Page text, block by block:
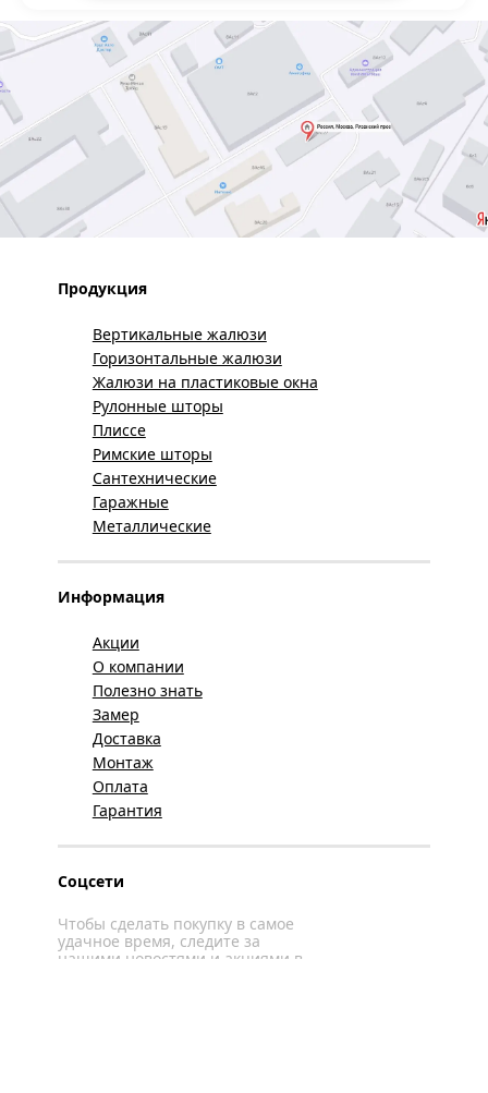
Продукция
Вертикальные жалюзи
Горизонтальные жалюзи
Жалюзи на пластиковые окна
Рулонные шторы
Плиссе
Римские шторы
Сантехнические
Гаражные
Металлические
Информация
Акции
О компании
Полезно знать
Замер
Доставка
Монтаж
Оплата
Гарантия
Соцсети
Чтобы сделать покупку в самое
удачное время, следите за
нашими новостями и акциями в